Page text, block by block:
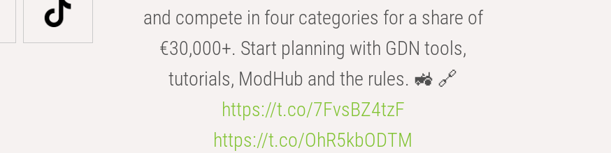
and compete in four categories for a share of
€30,000+. Start planning with GDN tools,
tutorials, ModHub and the rules. 🚜 🔗
https://t.co/7FvsBZ4tzF
https://t.co/OhR5kbODTM